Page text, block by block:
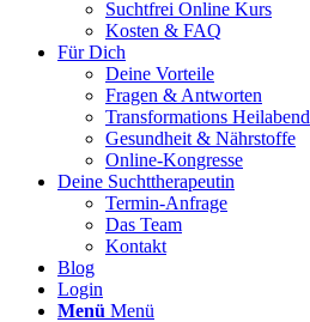
Suchtfrei Online Kurs
Kosten & FAQ
Für Dich
Deine Vorteile
Fragen & Antworten
Transformations Heilabend
Gesundheit & Nährstoffe
Online-Kongresse
Deine Suchttherapeutin
Termin-Anfrage
Das Team
Kontakt
Blog
Login
Menü Menü